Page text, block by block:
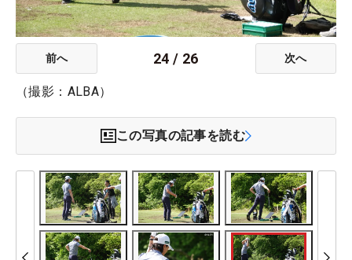
前へ 24 / 26 次へ
（撮影：ALBA）
この写真の記事を読む